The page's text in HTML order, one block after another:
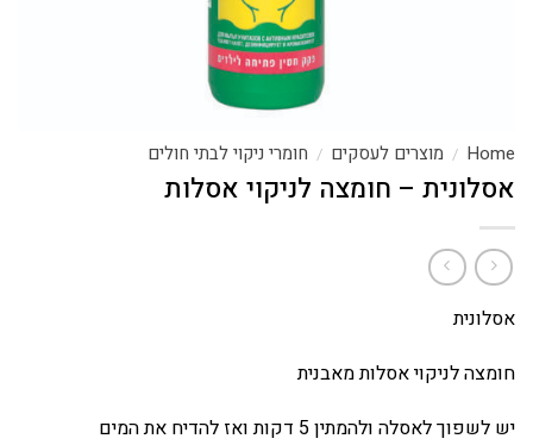
Home
/ מוצרים לעסקים / חומרי ניקוי לבתי חולים
אסלונית – חומצה לניקוי אסלות
אסלונית
חומצה לניקוי אסלות מאבנית
יש לשפוך לאסלה ולהמתין 5 דקות ואז להדיח את המים